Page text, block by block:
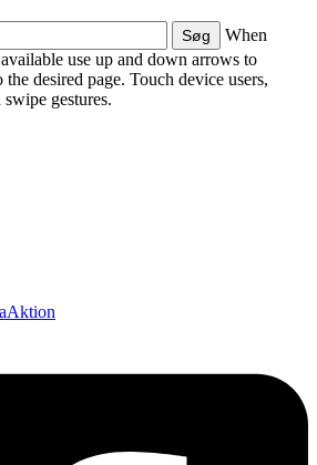
When
use up and down arrows to
desired page. Touch device users,
gestures.